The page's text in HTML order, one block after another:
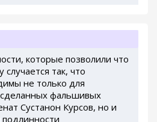
которые позволили что
так, что
не только для
фальшивых
Сустанон Курсов, но и